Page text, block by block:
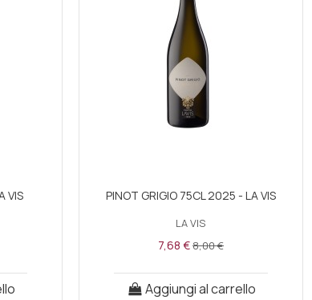
VIS PINOT GRIGIO 75CL 2025 - LA VIS
LA VIS
7,68 €8,00 €
Aggiungi al carrello